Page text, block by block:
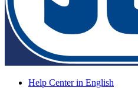
Help Center in English